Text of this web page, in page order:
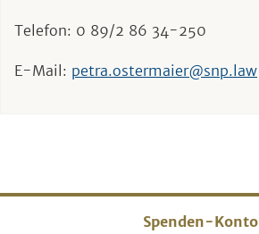
Telefon: 0 89/2 86 34-250
E-Mail: petra.ostermaier@snp.law
Spenden-Konto